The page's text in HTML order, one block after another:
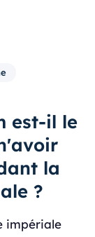
est-il le
la
?
impériale